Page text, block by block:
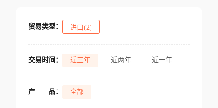
贸易类型： 进口(2)
交易时间： 近三年 近两年 近一年
产 品： 全部